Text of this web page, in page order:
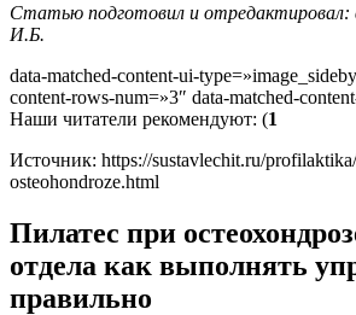
Статью подготовил и отредактировал:
И.Б.
data-matched-content-ui-
content-rows-num=»3″ data-matched-
Наши читатели рекомендуют: (1
Источник: https://sustavlechit.ru/
osteohondroze.html
Пилатес при
отдела как выполнять
правильно